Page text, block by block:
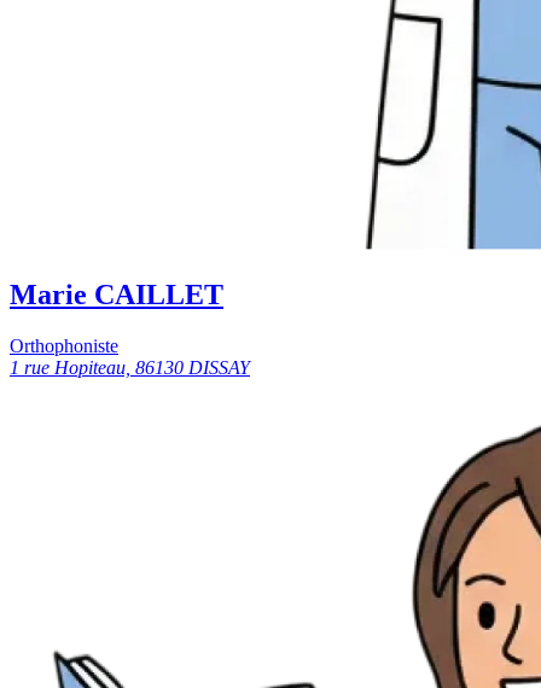
Marie CAILLET
Orthophoniste
1 rue Hopiteau, 86130 DISSAY